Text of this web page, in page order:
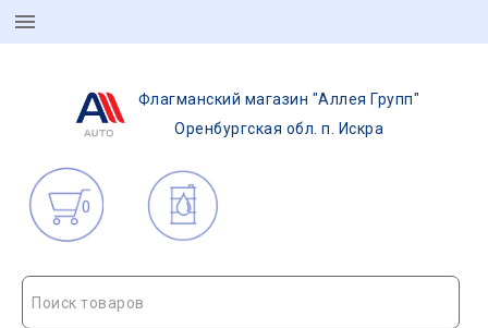
Флагманский магазин "Аллея Групп"
Оренбургская обл. п. Искра
0
Поиск товаров